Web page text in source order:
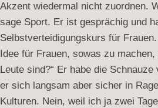
Akzent wiedermal nicht zuordnen.
sage Sport. Er ist gesprächig und
Selbstverteidigungskurs für
Idee für Frauen, sowas zu
Leute sind?“ Er habe die
er sich langsam aber sicher in
Kulturen. Nein, weil ich ja zwei